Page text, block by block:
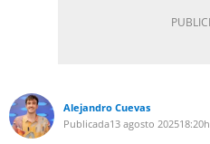
Alejandro Cuevas
Publicada13 agosto 202518:20h